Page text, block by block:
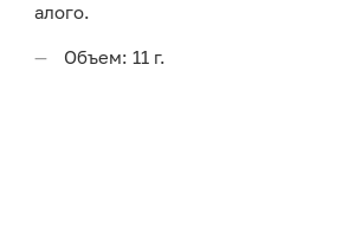
алого.
Объем: 11 г.